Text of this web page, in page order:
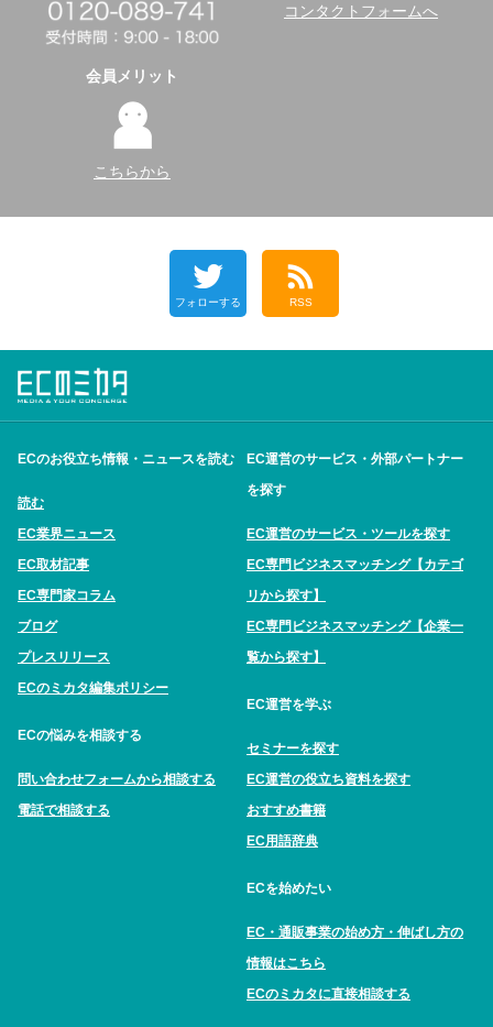
コンタクトフォームへ
会員メリット
こちらから
フォローする RSS
ECのお役立ち情報・ニュースを読む
読む
EC業界ニュース
EC取材記事
EC専門家コラム
ブログ
プレスリリース
ECのミカタ編集ポリシー
ECの悩みを相談する
問い合わせフォームから相談する
電話で相談する
EC運営のサービス・外部パートナー
を探す
EC運営のサービス・ツールを探す
EC専門ビジネスマッチング【カテゴ
リから探す】
EC専門ビジネスマッチング【企業一
覧から探す】
EC運営を学ぶ
セミナーを探す
EC運営の役立ち資料を探す
おすすめ書籍
EC用語辞典
ECを始めたい
EC・通販事業の始め方・伸ばし方の
情報はこちら
ECのミカタに直接相談する